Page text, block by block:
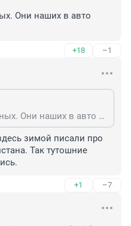
Они наших в авто
+18 –1
Среди них нет симпатичных. Они наших в авто затаскивают.
зимой писали про
Так тутошние
+1 –7